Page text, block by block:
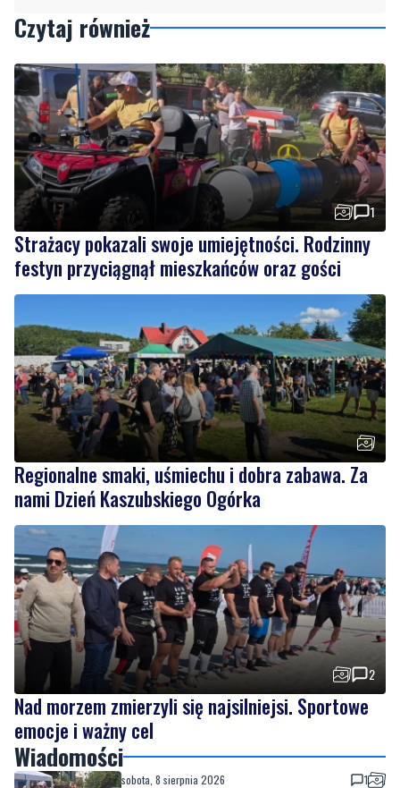
1
Strażacy pokazali swoje umiejętności. Rodzinny
festyn przyciągnął mieszkańców oraz gości
Regionalne smaki, uśmiechu i dobra zabawa. Za
nami Dzień Kaszubskiego Ogórka
2
Nad morzem zmierzyli się najsilniejsi. Sportowe
emocje i ważny cel
Wiadomości
sobota, 8 sierpnia 2026 1
Strażacy pokazali swoje umiejętności.
Rodzinny festyn przyciągnął mieszkańców
oraz gości